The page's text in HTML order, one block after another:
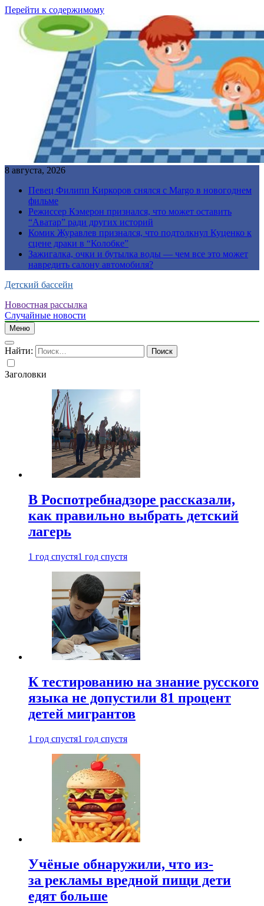
Перейти к содержимому
8 августа, 2026
Певец Филипп Киркоров снялся с Margo в новогоднем
фильме
Режиссер Кэмерон признался, что может оставить
“Аватар” ради других историй
Комик Журавлев признался, что подтолкнул Куценко к
сцене драки в “Колобке”
Зажигалка, очки и бутылка воды — чем все это может
навредить салону автомобиля?
Детский бассейн
Новостная рассылка
Случайные новости
Меню
Найти:
Заголовки
В Роспотребнадзоре рассказали,
как правильно выбрать детский
лагерь
1 год спустя1 год спустя
К тестированию на знание русского
языка не допустили 81 процент
детей мигрантов
1 год спустя1 год спустя
Учёные обнаружили, что из-
за рекламы вредной пищи дети
едят больше